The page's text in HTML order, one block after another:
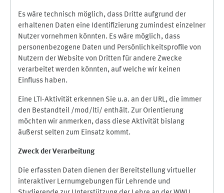
Es wäre technisch möglich, dass Dritte aufgrund der
erhaltenen Daten eine Identifizierung zumindest einzelner
Nutzer vornehmen könnten. Es wäre möglich, dass
personenbezogene Daten und Persönlichkeitsprofile von
Nutzern der Website von Dritten für andere Zwecke
verarbeitet werden könnten, auf welche wir keinen
Einfluss haben.
Eine LTI-Aktivität erkennen Sie u.a. an der URL, die immer
den Bestandteil /mod/lti/ enthält. Zur Orientierung
möchten wir anmerken, dass diese Aktivität bislang
äußerst selten zum Einsatz kommt.
Zweck der Verarbeitung
Die erfassten Daten dienen der Bereitstellung virtueller
interaktiver Lernumgebungen für Lehrende und